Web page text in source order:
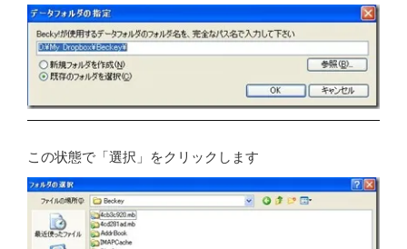
この状態で「選択」をクリックします